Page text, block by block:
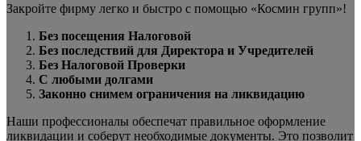
Закройте фирму легко и быстро с помощью «Космин групп»!
Без посещения Налоговой
Без последствий для Директора и Учредителей
Без Налоговой Проверки
С любыми долгами
Законно снимем ограничения на ликвидацию
Наши профессионалы обеспечат правильное оформление
ликвидации и соберут необходимые документы. Это позволит